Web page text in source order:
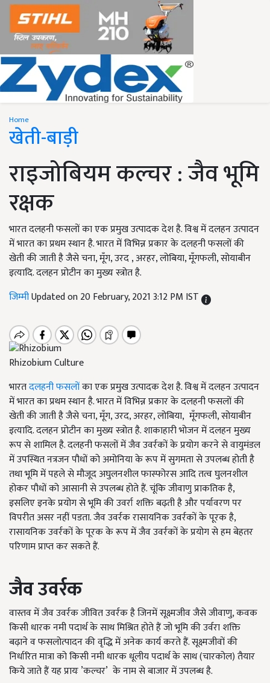
Home
खेती-बाड़ी
राइजोबियम कल्चर : जैव भूमि
रक्षक
भारत दलहनी फसलों का एक प्रमुख उत्पादक देश है. विश्व में दलहन उत्पादन
में भारत का प्रथम स्थान है. भारत में विभिन्न प्रकार के दलहनी फसलों की
खेती की जाती है जैसे चना, मूँग, उरद , अरहर, लोबिया, मूँगफली, सोयाबीन
इत्यादि. दलहन प्रोटीन का मुख्य स्त्रोत है.
जिम्मीUpdated on 20 February, 2021 3:12 PM IST
Rhizobium Culture
भारतदलहनी फसलोंका एक प्रमुख उत्पादक देश है. विश्व में दलहन उत्पादन
में भारत का प्रथम स्थान है. भारत में विभिन्न प्रकार के दलहनी फसलों की
खेती की जाती है जैसे चना, मूँग, उरद, अरहर, लोबिया, मूँगफली, सोयाबीन
इत्यादि. दलहन प्रोटीन का मुख्य स्त्रोत है. शाकाहारी भोजन में दलहन मुख्य
रूप से शामिल है. दलहनी फसलों में जैव उवर्रकों के प्रयोग करने से वायुमंडल
में उपस्थित नत्रजन पौधों को अमोनिया के रूप में सुगमता से उपलब्ध होती है
तथा भूमि में पहले से मौजूद अघुलनशील फास्फोरस आदि तत्व घुलनशील
होकर पौधों को आसानी से उपलब्ध होते हैं. चूंकि जीवाणु प्राकतिक है,
इसलिए इनके प्रयोग से भूमि की उवर्रा शक्ति बढ़ती है और पर्यावरण पर
विपरीत असर नहीं पडता. जैव उवर्रक रासायनिक उवर्रकों के पूरक है,
रासायनिक उवर्रकों के पूरक के रूप में जैव उवर्रकों के प्रयोग से हम बेहतर
परिणाम प्राप्त कर सकते हैं.
जैव उवर्रक
वास्तव में जैव उवर्रक जीवित उवर्रक है जिनमें सूक्ष्मजीव जैसे जीवाणु, कवक
किसी धारक नमी पदार्थ के साथ मिश्रित होते हैं जो भूमि की उर्वरा शक्ति
बढ़ाने व फसलोत्पादन की वृद्धि में अनेक कार्य करते हैं. सूक्ष्मजीवों की
निर्धारित मात्रा को किसी नमी धारक धूलीय पदार्थ के साथ (चारकोल) तैयार
किये जाते हैं यह प्रायः ’कल्चर’ के नाम से बाजार में उपलब्ध है.